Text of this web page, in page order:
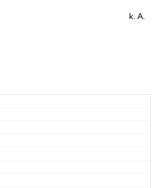
k. A.